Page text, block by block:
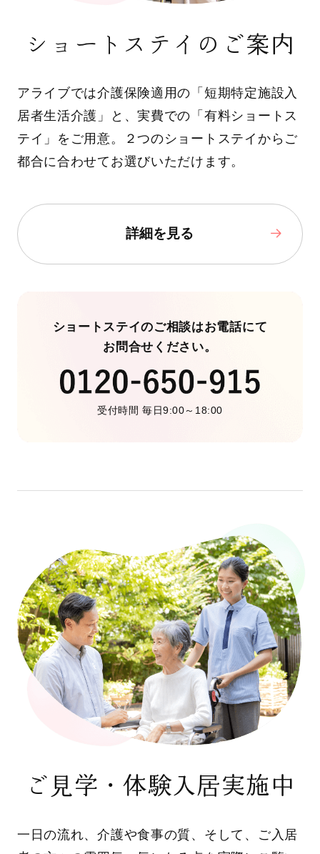
ショートステイのご案内
アライブでは介護保険適用の「短期特定施設入
居者生活介護」と、実費での「有料ショートス
テイ」をご用意。２つのショートステイからご
都合に合わせてお選びいただけます。
詳細を見る
ショートステイのご相談はお電話にて
お問合せください。
受付時間 毎日9:00～18:00
ご見学・体験入居実施中
一日の流れ、介護や食事の質、そして、ご入居